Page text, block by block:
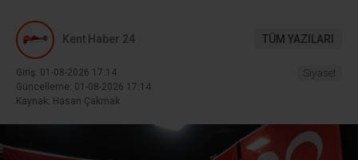
Kent Haber 24 TÜM YAZILARI
Giriş: 01-08-2026 17:14
Güncelleme: 01-08-2026 17:14
Kaynak: Hasan Çakmak
Siyaset